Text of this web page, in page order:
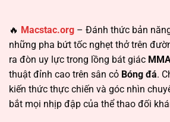
🔥 Macstac.org – Đánh thức bản
những pha bứt tốc nghẹt thở trên
ra đòn uy lực trong lồng bát giác
thuật đỉnh cao trên sân cỏ Bóng đá.
kiến thức thực chiến và góc nhìn
bắt mọi nhịp đập của thể thao đối